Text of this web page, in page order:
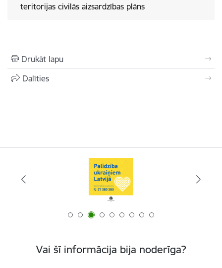
teritorijas civilās aizsardzības plāns
Drukāt lapu
Dalīties
Vai šī informācija bija noderīga?